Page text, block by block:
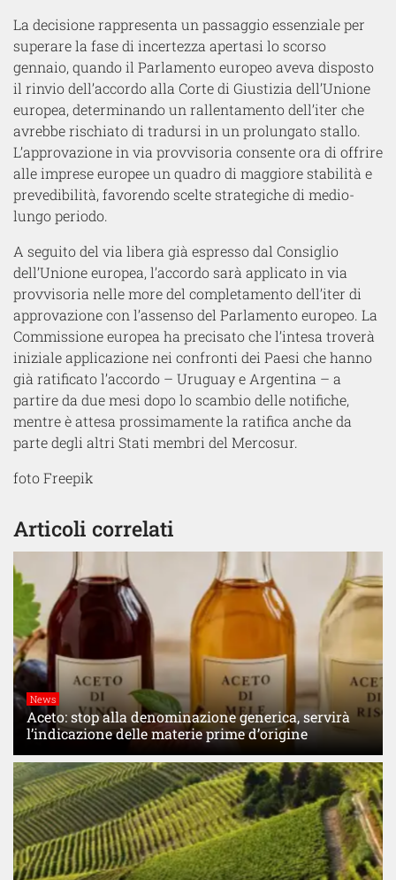
La decisione rappresenta un passaggio essenziale per
superare la fase di incertezza apertasi lo scorso
gennaio, quando il Parlamento europeo aveva disposto
il rinvio dell’accordo alla Corte di Giustizia dell’Unione
europea, determinando un rallentamento dell’iter che
avrebbe rischiato di tradursi in un prolungato stallo.
L’approvazione in via provvisoria consente ora di offrire
alle imprese europee un quadro di maggiore stabilità e
prevedibilità, favorendo scelte strategiche di medio-
lungo periodo.
A seguito del via libera già espresso dal Consiglio
dell’Unione europea, l’accordo sarà applicato in via
provvisoria nelle more del completamento dell’iter di
approvazione con l’assenso del Parlamento europeo. La
Commissione europea ha precisato che l’intesa troverà
iniziale applicazione nei confronti dei Paesi che hanno
già ratificato l’accordo – Uruguay e Argentina – a
partire da due mesi dopo lo scambio delle notifiche,
mentre è attesa prossimamente la ratifica anche da
parte degli altri Stati membri del Mercosur.
foto Freepik
Articoli correlati
News
Aceto: stop alla denominazione generica, servirà
l’indicazione delle materie prime d’origine